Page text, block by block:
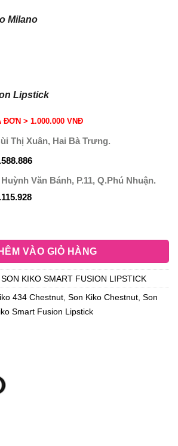
Milano
Lipstick
ĐƠN > 1.000.000 VNĐ
Thị Xuân, Hai Bà Trưng.
Huỳnh Văn Bánh, P.11, Q.Phú Nhuận.
VÀO GIỎ HÀNG
SON KIKO SMART FUSION LIPSTICK
434 Chestnut Son Kiko Chestnut Son
Smart Fusion Lipstick